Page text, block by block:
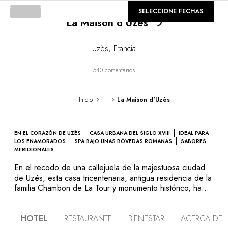
GALERÍA
La Maison d'Uzès Loading...
Uzès, Francia
540 comentarios
Inicio ... La Maison d'Uzès
EN EL CORAZÓN DE UZÈS CASA URBANA DEL SIGLO XVIII
IDEAL PARA
LOS ENAMORADOS
SPA BAJO UNAS BÓVEDAS ROMANAS
SABORES
MERIDIONALES
En el recodo de una callejuela de la majestuosa ciudad
de Uzés, esta casa tricentenaria, antigua residencia de la
familia Chambon de La Tour y monumento histórico, ha
conducen a las habitaciones amuebladas al estilo
SELECCIONE FECHAS
HOTEL RESTAURANTE BIENESTAR ACERCA DE